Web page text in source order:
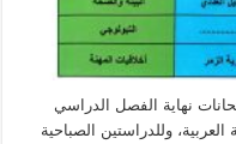
نهاية الفصل الدراسي
وللدراستين الصباحية